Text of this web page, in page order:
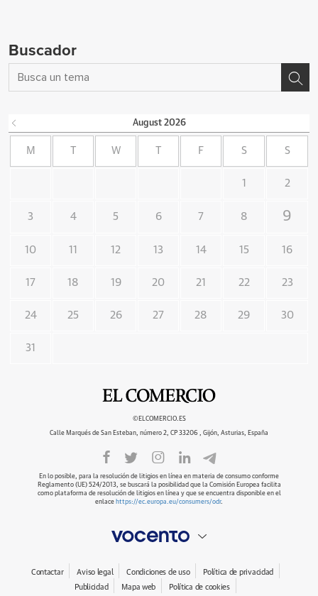
Buscador
August 2026
M W F S S
1 2
3 4 5 6 7 8 9
10 11 12 13 14 15 16
17 18 19 20 21 22 23
24 25 26 27 28 29 30
31
©ELCOMERCIO.ES
Calle Marqués de San Esteban, número 2, CP 33206 , Gijón, Asturias, España
En lo posible, para la resolución de litigios en línea en materia de consumo conforme
Reglamento (UE) 524/2013, se buscará la posibilidad que la Comisión Europea facilita
como plataforma de resolución de litigios en línea y que se encuentra disponible en el
enlace https://ec.europa.eu/consumers/odr.
Contactar Aviso legal Condiciones de uso
Política de privacidad
Publicidad
Mapa web Política de cookies